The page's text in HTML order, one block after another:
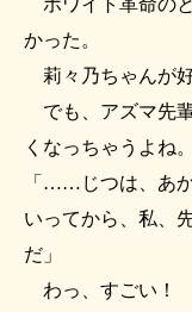
ホワイト革命の
かった。
莉々乃ちゃんが
でも、アズマ先
くなっちゃうよね。
「……じつは、あ
いってから、私、
だ」
わっ、すごい！